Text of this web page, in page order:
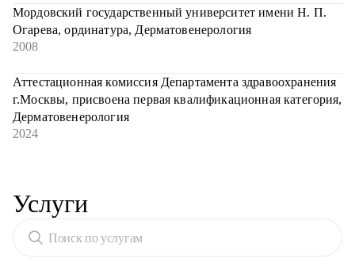
Мордовский государственный университет имени Н. П.
Огарева, ординатура, Дерматовенерология
2008
Аттестационная комиссия Департамента здравоохранения
г.Москвы, присвоена первая квалификационная категория,
Дерматовенерология
2024
Услуги
Поиск по услугам